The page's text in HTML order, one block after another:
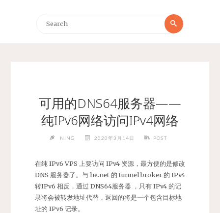
Search
Search
可用的DNS64服务器——
纯IPv6网络访问IPv4网络
NING 2020年3月14日 POST
在纯 IPv6 VPS 上要访问 IPv4 资源，最方便的是修改
DNS 服务器了。与 he.net 的 tunnel broker 的 IPv4
转IPv6 相反，通过 DNS64服务器 ，只有 IPv4 的记
录将会被转发地址代替，返回的将是一个包含目标地
址的 IPv6 记录。